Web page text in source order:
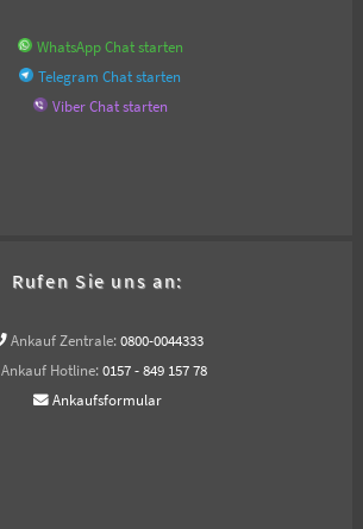
WhatsApp Chat starten
Telegram Chat starten
Viber Chat starten
Rufen Sie uns an:
Ankauf Zentrale: 0800-0044333
Ankauf Hotline: 0157 - 849 157 78
Ankaufsformular